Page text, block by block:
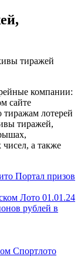
тиражей
компании:
сайте
тиражам лотерей
тиражей,
а также
Портал призов
Лото 01.01.24
рублей в
Спортлото